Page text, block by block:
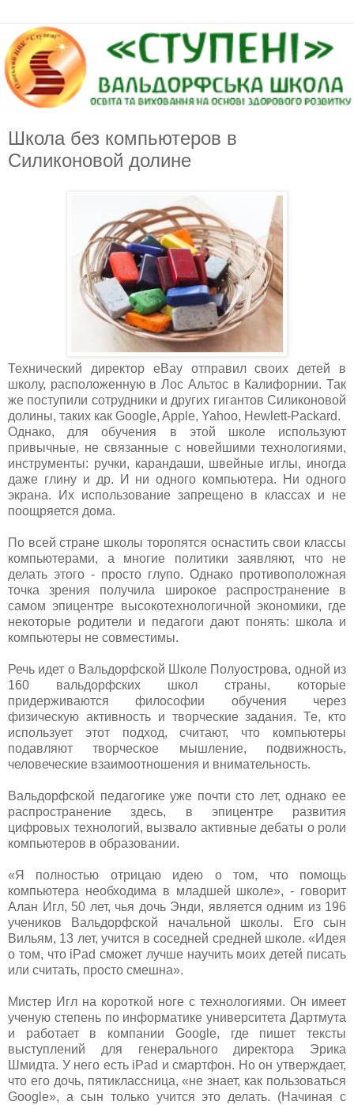
Школа без компьютеров в
Силиконовой долине
Технический директор eBay отправил своих детей в
школу, расположенную в Лос Альтос в Калифорнии. Так
же поступили сотрудники и других гигантов Силиконовой
долины, таких как Google, Apple, Yahoo, Hewlett-Packard.
Однако, для обучения в этой школе используют
привычные, не связанные с новейшими технологиями,
инстрyменты: ручки, карандаши, швейные иглы, иногда
даже глину и др. И ни одного компьютера. Ни одного
экрана. Их использование запрещено в классах и не
поощряется дома.
По всей стране школы торопятся оснастить свои классы
компьютерами, а многие политики заявляют, что не
делать этого - просто глупо. Однако противоположная
точка зрения получила широкое распространение в
самом эпицентре высокотехнологичной экономики, где
некоторые родители и педагоги дают понять: школа и
компьютеры не совместимы.
Речь идет о Вальдорфской Школе Полуострова, одной из
160 вальдорфских школ страны, которые
придерживаются философии обучения через
физическую активность и творческие задания. Те, кто
использует этот подход, считают, что компьютеры
подавляют творческое мышление, подвижность,
человеческие взаимоотношения и внимательность.
Вальдорфской педагогике уже почти сто лет, однако ее
распространение здесь, в эпицентре развития
цифровых технологий, вызвало активные дебаты о роли
компьютеров в образовании.
«Я полностью отрицаю идею о том, что помощь
компьютера необходима в младшей школе», - говорит
Алан Игл, 50 лет, чья дочь Энди, является одним из 196
учеников Вальдорфской начальной школы. Его сын
Вильям, 13 лет, учится в соседней средней школе. «Идея
о том, что iPad сможет лучше научить моих детей писать
или считать, просто смешна».
Мистер Игл на короткой ноге с технологиями. Он имеет
ученую степень по информатике университета Дартмута
и работает в компании Google, где пишет тексты
выступлений для генерального директора Эрика
Шмидта. У него есть iPad и смартфон. Но он утверждает,
что его дочь, пятиклассница, «не знает, как пользоваться
Google», а сын только учится это делать. (Начиная с